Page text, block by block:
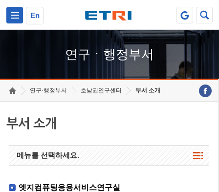
En
연구ㆍ행정부서
연구·행정부서 호남권연구센터 부서 소개
부서 소개
메뉴를 선택하세요.
엣지컴퓨팅응용서비스연구실